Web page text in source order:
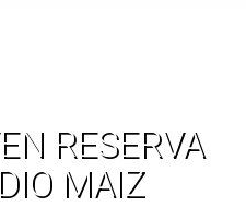
RESERVA
MAIZ